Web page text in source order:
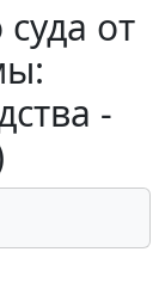
от
-